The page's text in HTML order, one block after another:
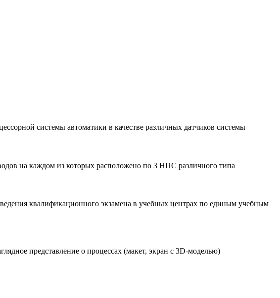
системы автоматики в качестве различных датчиков системы
на каждом из которых расположено по 3 НПС различного типа
квалификационного экзамена в учебных центрах по единым учебным
представление о процессах (макет, экран с 3D-моделью)